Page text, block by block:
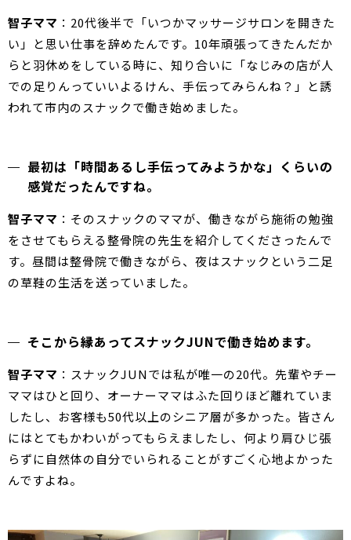
智子ママ ：20代後半で「いつかマッサージサロンを開きた
い」と思い仕事を辞めたんです。10年頑張ってきたんだか
らと羽休めをしている時に、知り合いに「なじみの店が人
での足りんっていいよるけん、手伝ってみらんね？」と誘
われて市内のスナックで働き始めました。
最初は「時間あるし手伝ってみようかな」くらいの
感覚だったんですね。
智子ママ ：そのスナックのママが、働きながら施術の勉強
をさせてもらえる整骨院の先生を紹介してくださったんで
す。昼間は整骨院で働きながら、夜はスナックという二足
の草鞋の生活を送っていました。
そこから縁あってスナックJUNで働き始めます。
智子ママ ：スナックJUNでは私が唯一の20代。先輩やチー
ママはひと回り、オーナーママはふた回りほど離れていま
したし、お客様も50代以上のシニア層が多かった。皆さん
にはとてもかわいがってもらえましたし、何より肩ひじ張
らずに自然体の自分でいられることがすごく心地よかった
んですよね。